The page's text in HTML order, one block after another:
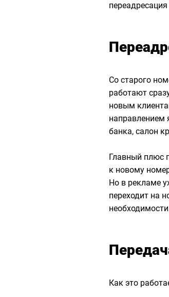
Со старого
работают
новым
направлением
банка, салон
Главный плюс
к новому
Но в рекламе
переходит на
Как это